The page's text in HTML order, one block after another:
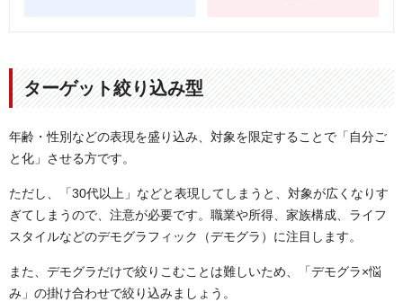
ターゲット絞り込み型
年齢・性別などの表現を盛り込み、対象を限定することで「自分ご
と化」させる方です。
ただし、「30代以上」などと表現してしまうと、対象が広くなりす
ぎてしまうので、注意が必要です。職業や所得、家族構成、ライフ
スタイルなどのデモグラフィック（デモグラ）に注目します。
また、デモグラだけで絞りこむことは難しいため、「デモグラ×悩
み」の掛け合わせで絞り込みましょう。